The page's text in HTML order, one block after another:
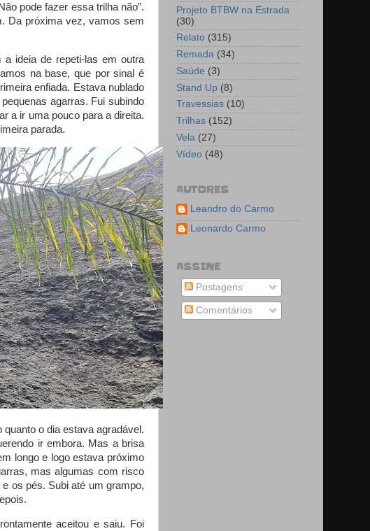
pode fazer essa trilha não”.
Da próxima vez, vamos sem
a ideia de repeti-las em outra
na base, que por sinal é
enfiada. Estava nublado
agarras. Fui subindo
a ir uma pouco para a direita.
parada.
o dia estava agradável.
ir embora. Mas a brisa
longo e logo estava próximo
mas algumas com risco
os pés. Subi até um grampo,
aceitou e saiu. Foi
Projeto BTBW na Estrada
(30)
Relato (315)
Remada (34)
Saúde (3)
Stand Up (8)
Travessias (10)
Trilhas (152)
Vela (27)
Vídeo (48)
AUTORES
Leandro do Carmo
Leonardo Carmo
ASSINE
Postagens
Comentários